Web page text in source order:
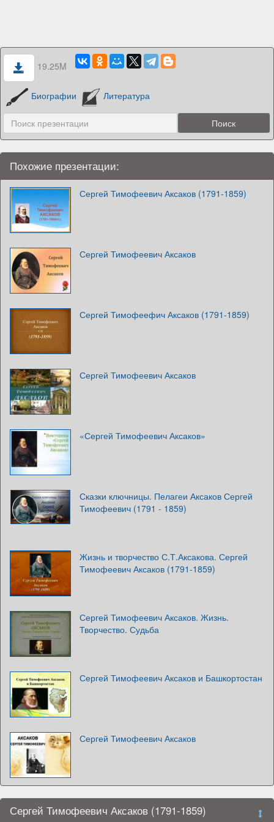
19.25M
Биографии Литература
Похожие презентации:
Сергей Тимофеевич Аксаков (1791-1859)
Сергей Тимофеевич Аксаков
Сергей Тимофеефич Аксаков (1791-1859)
Сергей Тимофеевич Аксаков
«Сергей Тимофеевич Аксаков»
Сказки ключницы. Пелагеи Аксаков Сергей
Тимофеевич (1791 - 1859)
Жизнь и творчество С.Т.Аксакова. Сергей
Тимофеевич Аксаков (1791-1859)
Сергей Тимофеевич Аксаков. Жизнь.
Творчество. Судьба
Сергей Тимофеевич Аксаков и Башкортостан
Сергей Тимофеевич Аксаков
Сергей Тимофеевич Аксаков (1791-1859)